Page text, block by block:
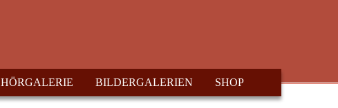
HÖRGALERIE BILDERGALERIEN SHOP